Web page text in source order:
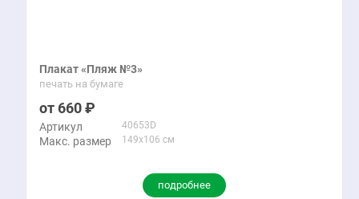
Плакат «Пляж №3»
печать на бумаге
660
Артикул 40653D
Макс. размер 149x106 см
подробнее